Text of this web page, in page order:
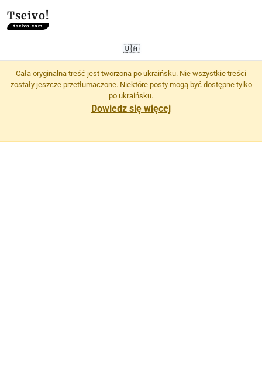
Tseivo!
tseivo.com
🇺🇦
Cała oryginalna treść jest tworzona po ukraińsku. Nie wszystkie treści
zostały jeszcze przetłumaczone. Niektóre posty mogą być dostępne tylko
po ukraińsku.
Dowiedz się więcej